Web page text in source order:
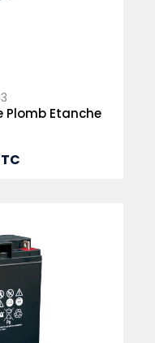
Plomb Etanche